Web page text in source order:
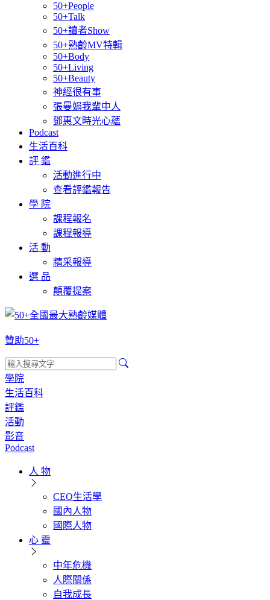
50+People
50+Talk
50+讀者Show
50+熟齡MV特輯
50+Body
50+Living
50+Beauty
神經很有事
張曼娟我輩中人
鄧惠文時光心蘊
Podcast
生活百科
評 鑑
活動進行中
查看評鑑報告
學 院
課程報名
課程報導
活 動
精采報導
選 品
顛覆提案
贊助50+
學院
生活百科
評鑑
活動
影音
Podcast
人 物
CEO生活學
國內人物
國際人物
心 靈
中年危機
人際關係
自我成長